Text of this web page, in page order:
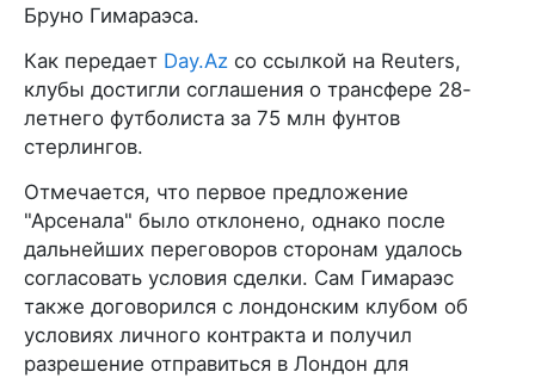
Бруно Гимараэса.
Как передает Day.Az со ссылкой на Reuters,
клубы достигли соглашения о трансфере 28-
летнего футболиста за 75 млн фунтов
стерлингов.
Отмечается, что первое предложение
"Арсенала" было отклонено, однако после
дальнейших переговоров сторонам удалось
согласовать условия сделки. Сам Гимараэс
также договорился с лондонским клубом об
условиях личного контракта и получил
разрешение отправиться в Лондон для